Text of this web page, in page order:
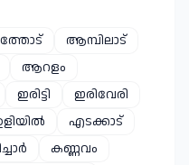
ആമ്പിലാട്
ആറളം
ഇരിട്ടി
ഇരിവേരി
എടക്കാട്
കണ്ണവം